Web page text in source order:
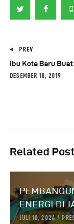
PREV
Ibu Kota Baru
DESEMBER 18, 2019
Related
ENERGI DI
JULI 10, 2024